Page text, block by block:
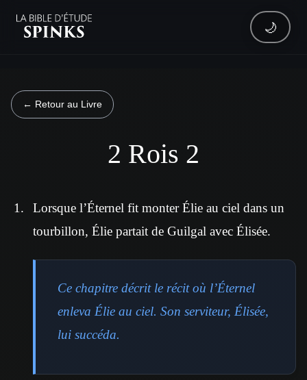
🌙
← Retour au Livre
2 Rois 2
Lorsque l’Éternel fit monter Élie au ciel dans un
tourbillon, Élie partait de Guilgal avec Élisée.
Ce chapitre décrit le récit où l’Éternel
enleva Élie au ciel. Son serviteur, Élisée,
lui succéda.